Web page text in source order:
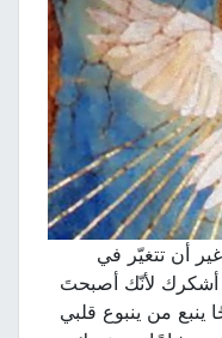
أن تتغيّر في
لأنّك أصبحتَ
من ينبوع قلبي